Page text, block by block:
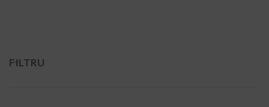
FILTRU